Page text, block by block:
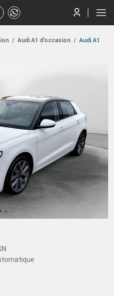
/ Audi A1 d'occasion / Audi A1